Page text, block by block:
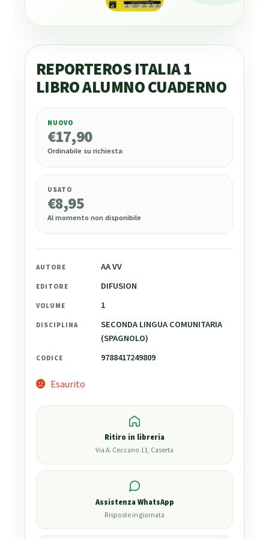
REPORTEROS ITALIA 1
LIBRO ALUMNO CUADERNO
17,90
NUOVO
€17,90
Ordinabile su richiesta
USATO
€8,95
Al momento non disponibile
AUTORE AA VV
EDITORE DIFUSION
VOLUME 1
DISCIPLINA
SECONDA LINGUA COMUNITARIA
(SPAGNOLO)
CODICE 9788417249809
Esaurito
Ritiro in libreria
Via A. Ceccano 11, Caserta
Assistenza WhatsApp
Risposte in giornata